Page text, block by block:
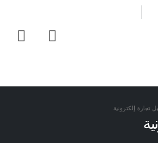
تجارة إلكترونية